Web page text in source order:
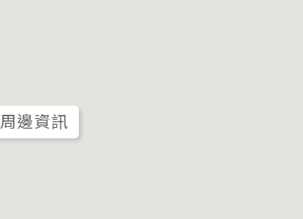
周邊資訊